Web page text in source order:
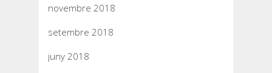
novembre 2018
setembre 2018
juny 2018